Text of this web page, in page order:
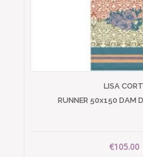
LISA
RUNNER 50x150 DAM
€105.00